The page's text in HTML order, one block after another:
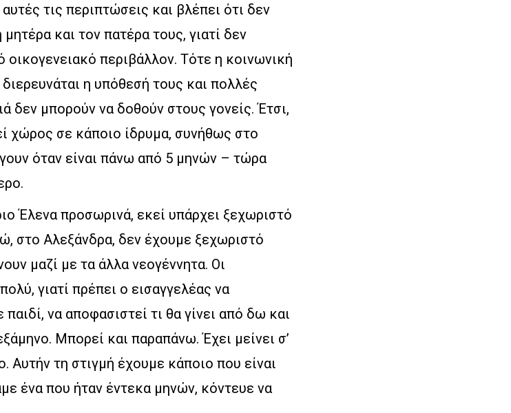
τις περιπτώσεις και βλέπει ότι δεν
και τον πατέρα τους, γιατί δεν
οικογενειακό περιβάλλον. Τότε η κοινωνική
η υπόθεσή τους και πολλές
δεν μπορούν να δοθούν στους γονείς. Έτσι,
χώρος σε κάποιο ίδρυμα, συνήθως στο
όταν είναι πάνω από 5 μηνών – τώρα
Έλενα προσωρινά, εκεί υπάρχει ξεχωριστό
στο Αλεξάνδρα, δεν έχουμε ξεχωριστό
μαζί με τα άλλα νεογέννητα. Οι
γιατί πρέπει ο εισαγγελέας να
να αποφασιστεί τι θα γίνει από δω και
Μπορεί και παραπάνω. Έχει μείνει σ’
Αυτήν τη στιγμή έχουμε κάποιο που είναι
ένα που ήταν έντεκα μηνών, κόντευε να